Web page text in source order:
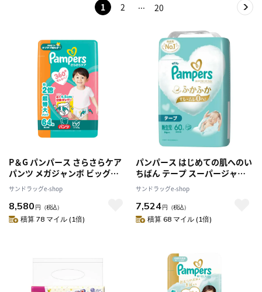
1 2 20
P＆G パンパース さらさらケア
パンツ メガジャンボ ビッグ
サンドラッグe-shop
8,580 円 （税込）
積算 78 マイル (1倍)
パンパース はじめての肌へのい
ちばん テープ スーパージャン
ボ 新生児 60枚【4個セット】
サンドラッグe-shop
7,524円 （税込）
積算 68 マイル (1倍)